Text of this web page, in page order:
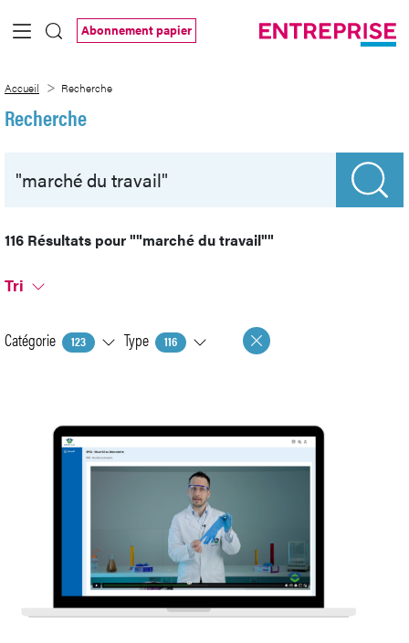
Saut au contenu principal
Abonnement papier
Accueil Recherche
Recherche
116 Résultats pour""marché du travail""
Tri
Catégorie 123 Type 116